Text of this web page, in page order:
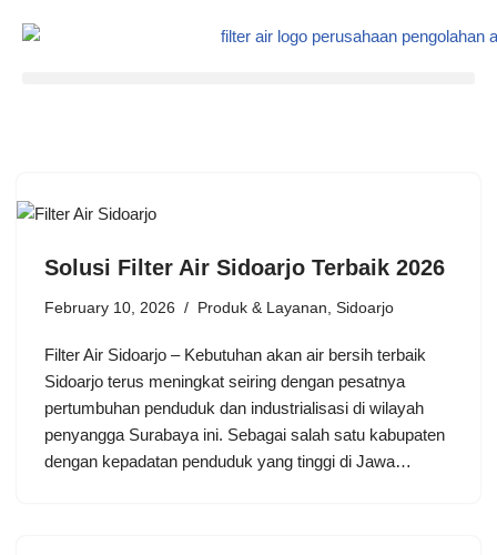
Solusi Filter Air Sidoarjo Terbaik 2026
February 10, 2026 Produk & Layanan, Sidoarjo
Filter Air Sidoarjo – Kebutuhan akan air bersih terbaik
Sidoarjo terus meningkat seiring dengan pesatnya
pertumbuhan penduduk dan industrialisasi di wilayah
penyangga Surabaya ini. Sebagai salah satu kabupaten
dengan kepadatan penduduk yang tinggi di Jawa…